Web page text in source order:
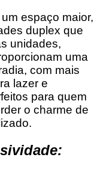
espaço maior,
duplex que
unidades,
uma
com mais
lazer e
para quem
o charme de